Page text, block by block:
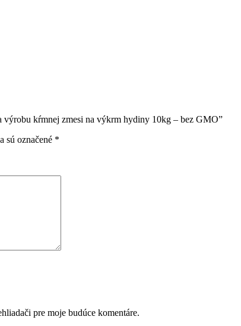
kŕmnej zmesi na výkrm hydiny 10kg – bez GMO”
sú označené *
pre moje budúce komentáre.